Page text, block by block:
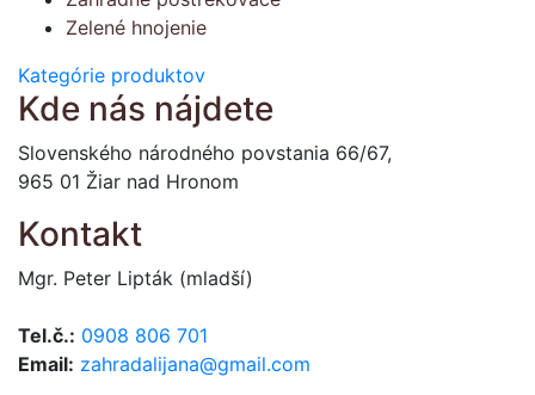
Zelené hnojenie
Kategórie produktov
Kde nás nájdete
Slovenského národného povstania 66/67,
965 01 Žiar nad Hronom
Kontakt
Mgr. Peter Lipták (mladší)
Tel.č.: 0908 806 701
Email: zahradalijana@gmail.com